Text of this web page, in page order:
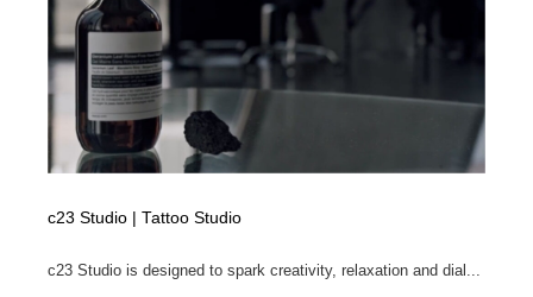
c23 Studio | Tattoo Studio
c23 Studio is designed to spark creativity, relaxation and dial...